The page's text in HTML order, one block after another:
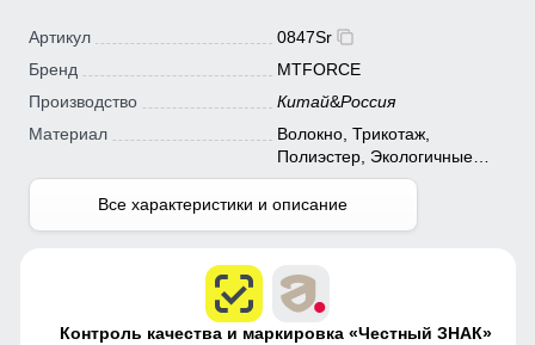
Артикул
0847Sr
Бренд
MTFORCE
Производство
Китай&Россия
Материал
Волокно, Трикотаж,
Полиэстер, Экологичные
материалы
Все характеристики и описание
Контроль качества и маркировка «Честный ЗНАК»